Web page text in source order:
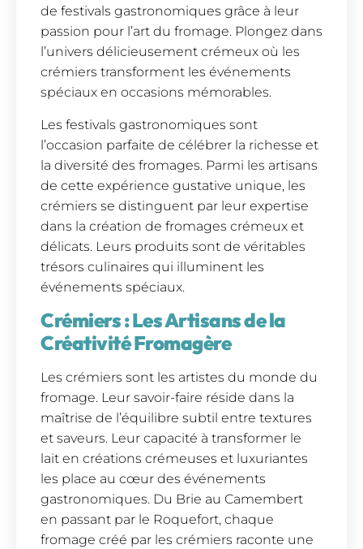
de festivals gastronomiques grâce à leur
passion pour l’art du fromage. Plongez dans
l’univers délicieusement crémeux où les
crémiers transforment les événements
spéciaux en occasions mémorables.
Les festivals gastronomiques sont
l’occasion parfaite de célébrer la richesse et
la diversité des fromages. Parmi les artisans
de cette expérience gustative unique, les
crémiers se distinguent par leur expertise
dans la création de fromages crémeux et
délicats. Leurs produits sont de véritables
trésors culinaires qui illuminent les
événements spéciaux.
Crémiers : Les Artisans de la
Créativité Fromagère
Les crémiers sont les artistes du monde du
fromage. Leur savoir-faire réside dans la
maîtrise de l’équilibre subtil entre textures
et saveurs. Leur capacité à transformer le
lait en créations crémeuses et luxuriantes
les place au cœur des événements
gastronomiques. Du Brie au Camembert
en passant par le Roquefort, chaque
fromage créé par les crémiers raconte une